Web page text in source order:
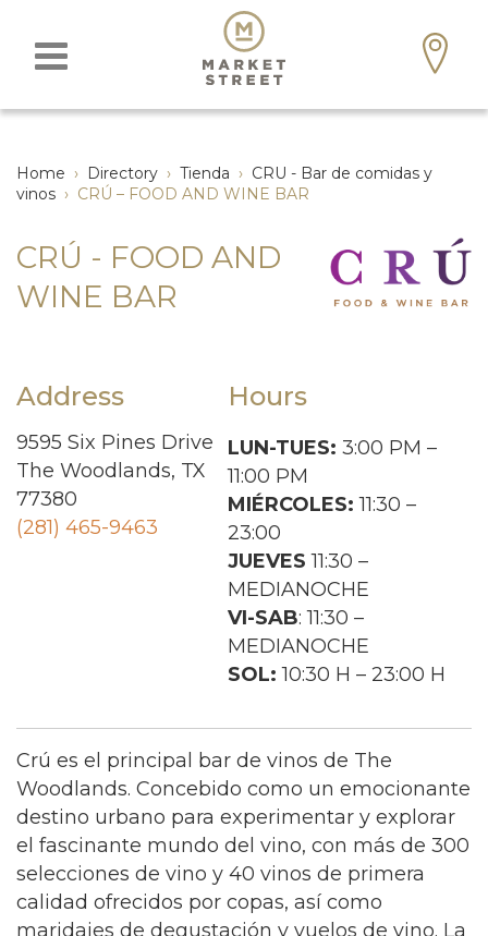
Home › Directory › Tienda › CRU - Bar de comidas y
vinos › CRÚ – FOOD AND WINE BAR
CRÚ - FOOD AND
WINE BAR
Address
9595 Six Pines Drive
The Woodlands, TX
77380
(281) 465-9463
Hours
LUN-TUES: 3:00 PM –
11:00 PM
MIÉRCOLES: 11:30 –
23:00
JUEVES 11:30 –
MEDIANOCHE
VI-SAB: 11:30 –
MEDIANOCHE
SOL: 10:30 H – 23:00 H
Crú es el principal bar de vinos de The
Woodlands. Concebido como un emocionante
destino urbano para experimentar y explorar
el fascinante mundo del vino, con más de 300
selecciones de vino y 40 vinos de primera
calidad ofrecidos por copas, así como
maridajes de degustación y vuelos de vino. La